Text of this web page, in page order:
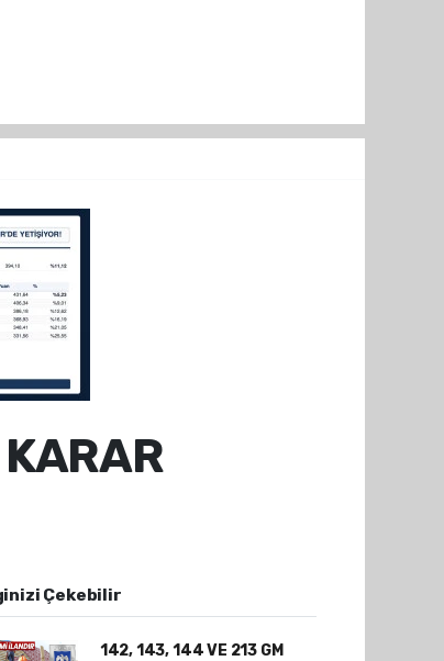
Çekebilir
142, 143, 144 VE 213 GM